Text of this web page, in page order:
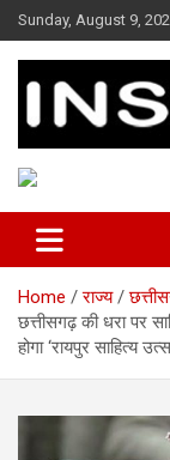
Skip
to
content
Sunday, August 9,
Indian
Home राज्य
छत्तीसगढ़ की धरा पर
होगा ‘रायपुर साहित्य